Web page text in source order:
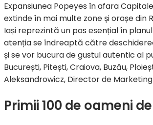
Expansiunea Popeyes în afara
extinde în mai multe zone și orașe din
Iași reprezintă un pas esențial în
atenția se îndreaptă către
și se vor bucura de gustul autentic al
București, Pitești, Craiova, Buzău,
Aleksandrowicz, Director de
Primii 100 de oameni